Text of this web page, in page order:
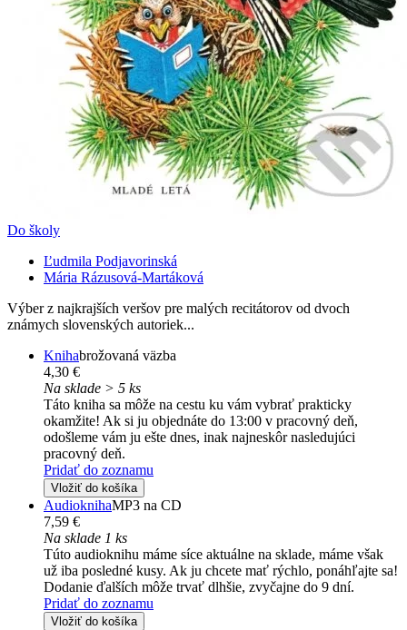
Do školy
Ľudmila Podjavorinská
Mária Rázusová-Martáková
Výber z najkrajších veršov pre malých recitátorov od dvoch
známych slovenských autoriek...
Knihabrožovaná väzba
4,30 €
Na sklade > 5 ks
Táto kniha sa môže na cestu ku vám vybrať prakticky
okamžite! Ak si ju objednáte do 13:00 v pracovný deň,
odošleme vám ju ešte dnes, inak najneskôr nasledujúci
pracovný deň.
Pridať do zoznamu
Vložiť do košíka
AudioknihaMP3 na CD
7,59 €
Na sklade 1 ks
Túto audioknihu máme síce aktuálne na sklade, máme však
už iba posledné kusy. Ak ju chcete mať rýchlo, ponáhľajte sa!
Dodanie ďalších môže trvať dlhšie, zvyčajne do 9 dní.
Pridať do zoznamu
Vložiť do košíka